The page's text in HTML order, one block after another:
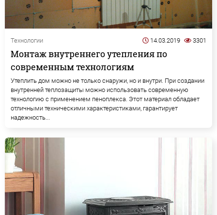
Технологии 14.03.2019 3301
Монтаж внутреннего утепления по
современным технологиям
Утеплить дом можно не только снаружи, но и внутри. При создании
внутренней теплозащиты можно использовать современную
технологию с применением пеноплекса. Этот материал обладает
отличными техническими характеристиками, гарантирует
надежность...